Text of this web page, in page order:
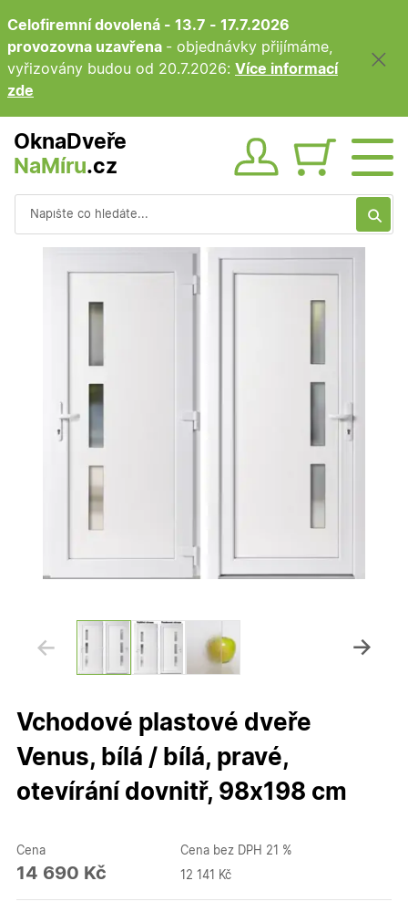
Celofiremní dovolená - 13.7 - 17.7.2026
provozovna uzavřena - objednávky přijímáme,
vyřizovány budou od 20.7.2026: Více informací
zde
OknaDveře
NaMíru.cz Obsah
Vyhledávání
Vchodové plastové dveře
Venus, bílá / bílá, pravé,
otevírání dovnitř, 98x198 cm
Cena
14 690 Kč
Cena bez DPH 21 %
12 141 Kč